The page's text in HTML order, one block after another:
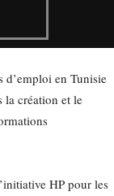
d’emploi en Tunisie
la création et le
HP pour les